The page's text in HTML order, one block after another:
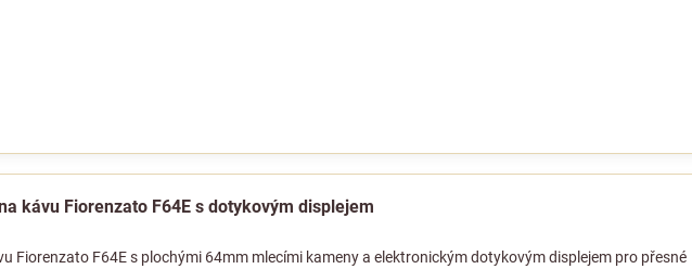
kávu Fiorenzato F64E s dotykovým displejem
Fiorenzato F64E s plochými 64mm mlecími kameny a elektronickým dotykovým displejem pro přesné